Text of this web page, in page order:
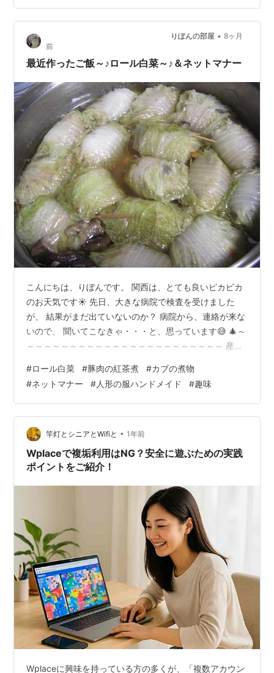
き✨ このネタはちょっと合わない🤔 昔の方が面白かった
な〜とか💬 でもそれって 個人の好みの話であって、 誰
かを攻撃する理由にはならんよね💦 昔はそれを テレビの
前で家族や友…
りぼんの部屋 • 8ヶ月
前
最近作ったご飯～♪ロール白菜～♪＆ネットマナー
こんにちは、りぼんです。 関西は、とても良いピカピカ
のお天気です☀️ 先日、大きな病院で検査を受けました
が、 結果がまだ出ていないのか？ 病院から、連絡が来な
いので、 聞いてこなきゃ・・・と、思っています😅 🎄～
～～～～～～～～～～～～～～～～～～～～～～～ 産直
作りました🍲 ２人暮らしなので、小さい白菜って、 丁度
良いサイズです。 ★具は、ひき肉・玉ねぎ・人参・卵・
パン粉 ・干し椎茸です。 味付けは、コンソメと椎茸の戻
し汁のみ。 お肉からも、お野菜からも良い出汁が出ま
す。 ただ、今回は、いつもの量の倍くらい作ったので、
ちょっと量が多かった…
#ロール白菜 #豚肉の紅茶煮 #カブの煮物
#ネットマナー #人形の服ハンドメイド #趣味
竿灯とシニアとWifiと • 1年前
Wplaceで複垢利用はNG？安全に遊ぶための実践
ポイントをご紹介！
Wplaceに興味を持っている方の多くが、「複数アカウン